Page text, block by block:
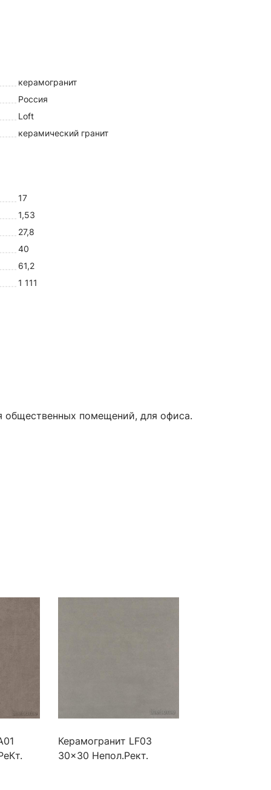
керамогранит
Россия
Loft
керамический гранит
17
1,53
27,8
40
61,2
1 111
общественных помещений, для офиса.
Керамогранит LF03
30x30 Непол.Рект.